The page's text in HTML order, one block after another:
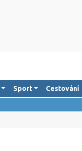
Sport Cestování